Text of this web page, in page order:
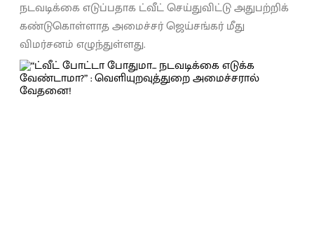
நடவடிக்கை எடுப்பதாக ட்வீட் செய்துவிட்டு அதுபற்றிக்
கண்டுகொள்ளாத அமைச்சர் ஜெய்சங்கர் மீது
விமர்சனம் எழுந்துள்ளது.